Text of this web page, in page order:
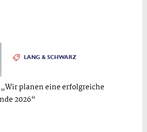
LANG & SCHWARZ
planen eine erfolgreiche
2026“